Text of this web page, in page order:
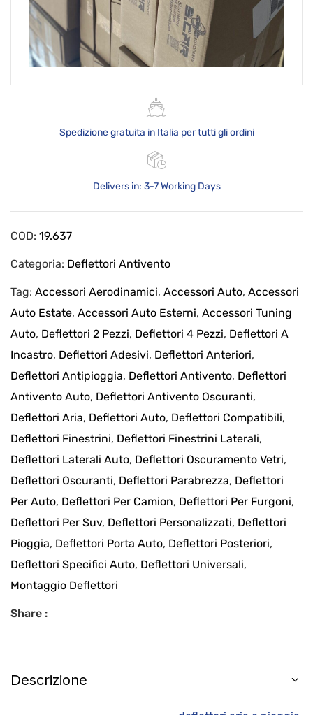
Spedizione gratuita in Italia per tutti gli ordini
Delivers in: 3-7 Working Days
COD: 19.637
Categoria: Deflettori Antivento
Tag: Accessori Aerodinamici, Accessori Auto, Accessori
Auto Estate, Accessori Auto Esterni, Accessori Tuning
Auto, Deflettori 2 Pezzi, Deflettori 4 Pezzi, Deflettori A
Incastro, Deflettori Adesivi, Deflettori Anteriori,
Deflettori Antipioggia, Deflettori Antivento, Deflettori
Antivento Auto, Deflettori Antivento Oscuranti,
Deflettori Aria, Deflettori Auto, Deflettori Compatibili,
Deflettori Finestrini, Deflettori Finestrini Laterali,
Deflettori Laterali Auto, Deflettori Oscuramento Vetri,
Deflettori Oscuranti, Deflettori Parabrezza, Deflettori
Per Auto, Deflettori Per Camion, Deflettori Per Furgoni,
Deflettori Per Suv, Deflettori Personalizzati, Deflettori
Pioggia, Deflettori Porta Auto, Deflettori Posteriori,
Deflettori Specifici Auto, Deflettori Universali,
Montaggio Deflettori
Share :
Descrizione